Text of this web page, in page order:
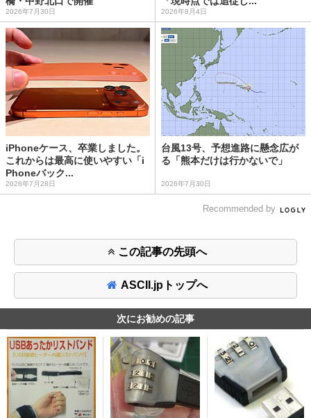
2026年7月30日 2026年8月4日
iPhoneケース、卒業しました。
これからは最高に使いやすい「i
Phoneバック...
2026年7月28日
台風13号、予想進路に懸念広が
る「熊本だけは行かないで」
2026年7月30日
Recommended by
この記事の先頭へ
ASCII.jpトップへ
次にお勧めの記事